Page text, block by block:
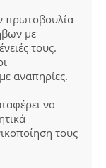
πρωτοβουλία
με
τους.
αναπηρίες.
να
τους